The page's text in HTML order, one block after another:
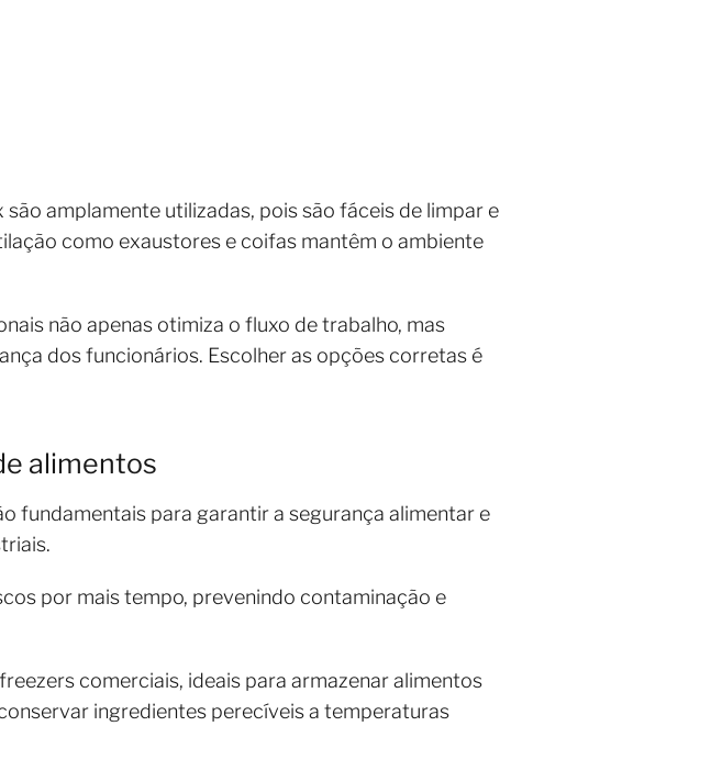
amplamente utilizadas, pois são fáceis de limpar e
como exaustores e coifas mantêm o ambiente
não apenas otimiza o fluxo de trabalho, mas
dos funcionários. Escolher as opções corretas é
alimentos
fundamentais para garantir a segurança alimentar e
por mais tempo, prevenindo contaminação e
comerciais, ideais para armazenar alimentos
ingredientes perecíveis a temperaturas